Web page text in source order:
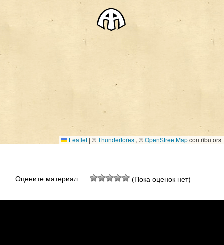
Leaflet | ©Thunderforest, ©OpenStreetMapcontributors
Оцените материал: (Пока оценок нет)